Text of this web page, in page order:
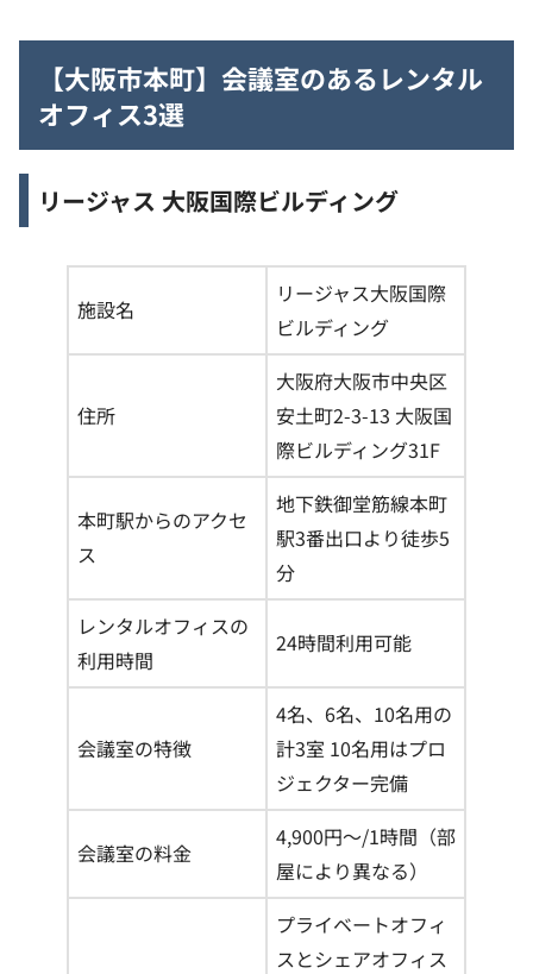
【大阪市本町】会議室のあるレンタル
オフィス3選
リージャス 大阪国際ビルディング
施設名
リージャス大阪国際
ビルディング
住所
大阪府大阪市中央区
安土町2-3-13 大阪国
際ビルディング31F
本町駅からのアクセ
ス
地下鉄御堂筋線本町
駅3番出口より徒歩5
分
レンタルオフィスの
利用時間
24時間利用可能
会議室の特徴
4名、6名、10名用の
計3室 10名用はプロ
ジェクター完備
会議室の料金
4,900円〜/1時間（部
屋により異なる）
プライベートオフィ
スとシェアオフィス